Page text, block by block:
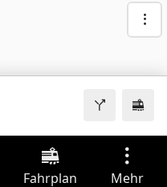
Fahrplan Mehr